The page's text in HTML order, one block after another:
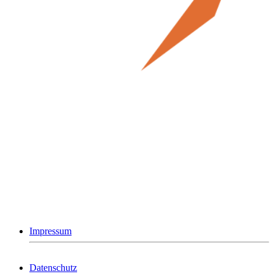
Impressum
Datenschutz